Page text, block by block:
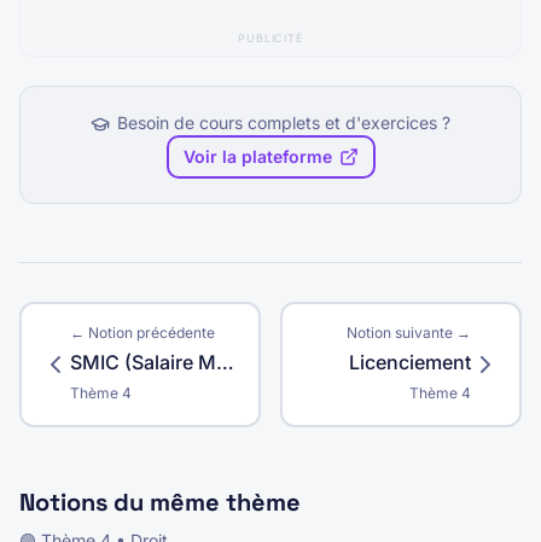
PUBLICITÉ
Besoin de cours complets et d'exercices ?
Voir la plateforme
← Notion précédente
SMIC (Salaire Minimum Interprofessionnel de Croissance)
Thème 4
Notion suivante →
Licenciement
Thème 4
Notions du même thème